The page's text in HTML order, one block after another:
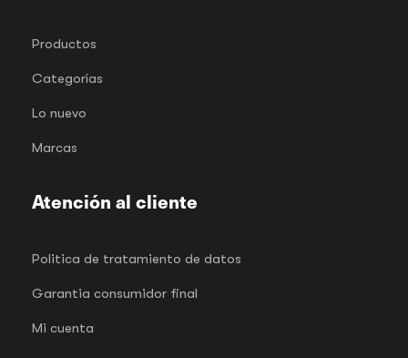
Productos
Categorías
Lo nuevo
Marcas
Atención al cliente
Politica de tratamiento de datos
Garantia consumidor final
Mi cuenta